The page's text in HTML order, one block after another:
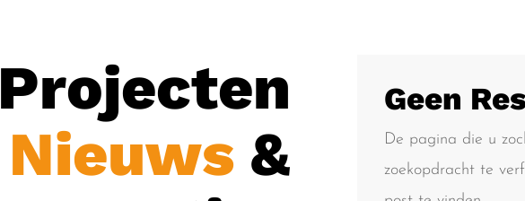
Projecten
Nieuws &
Geen
De pagina die u
zoekopdracht te